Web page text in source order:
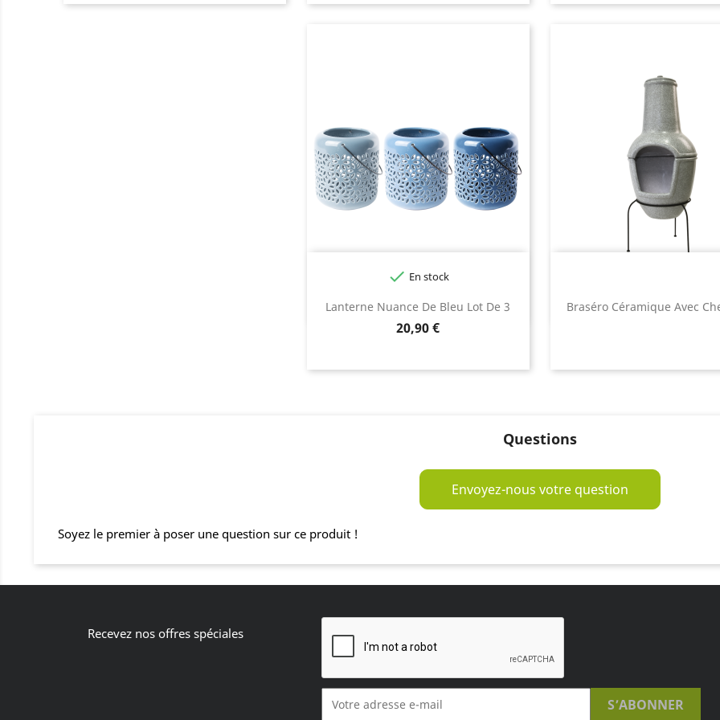
Lanterne Nuance De Bleu Lot De 3
Prix
20,90 €
 En stock
Braséro Céramique Avec
Questions
Envoyez-nous votre question
Soyez le premier à poser une question sur ce produit !
Recevez nos offres spéciales